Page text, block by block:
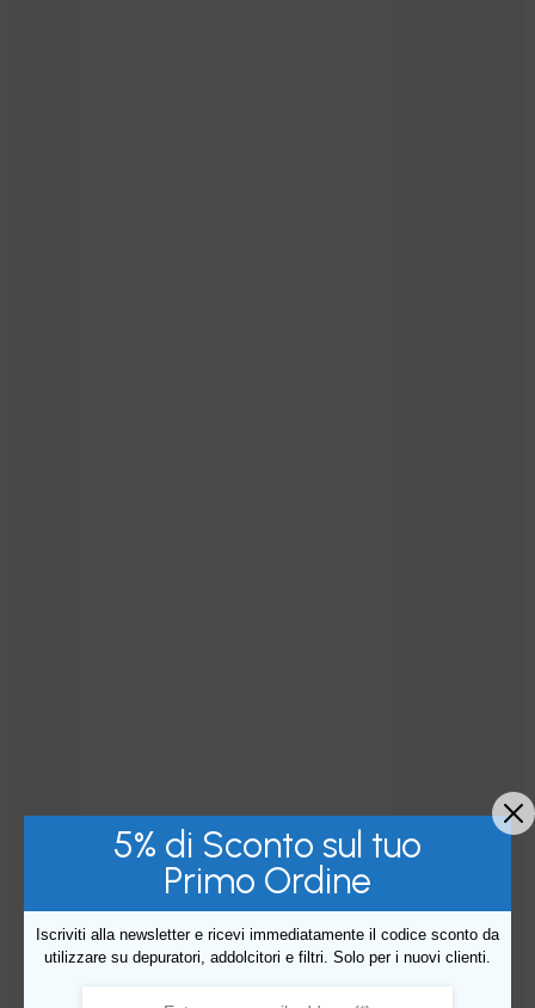
5% di Sconto sul tuo
Primo Ordine
Iscriviti alla newsletter e ricevi immediatamente il codice sconto da
utilizzare su depuratori, addolcitori e filtri. Solo per i nuovi clienti.